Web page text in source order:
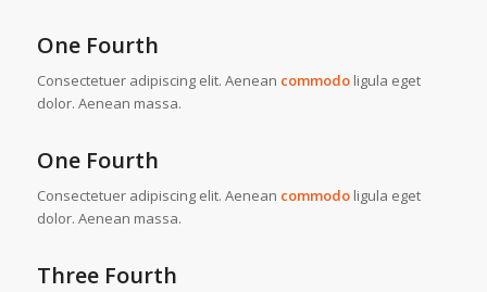
One Fourth
Consectetuer adipiscing elit. Aenean commodoligula eget
dolor. Aenean massa.
One Fourth
Consectetuer adipiscing elit. Aenean commodoligula eget
dolor. Aenean massa.
Three Fourth